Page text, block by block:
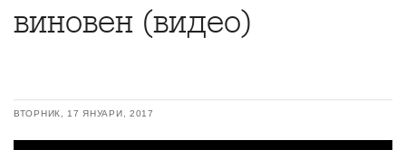
виновен (видео)
ВТОРНИК, 17 ЯНУАРИ, 2017